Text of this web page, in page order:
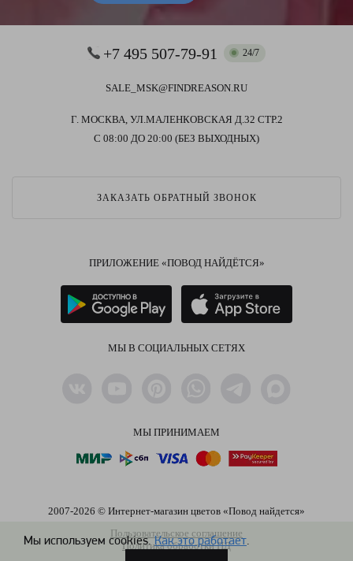
Мы используем cookies.Как это работает.
+7 495 507-79-91 24/7
SALE_MSK@FINDREASON.RU
Г. МОСКВА, УЛ.МАЛЕНКОВСКАЯ Д.32 СТР.2
С 08:00 ДО 20:00 (БЕЗ ВЫХОДНЫХ)
ЗАКАЗАТЬ ОБРАТНЫЙ ЗВОНОК
ПРИЛОЖЕНИЕ «ПОВОД НАЙДЁТСЯ»
МЫ В СОЦИАЛЬНЫХ СЕТЯХ
МЫ ПРИНИМАЕМ
2007-2026 © Интернет-магазин цветов «Повод найдется»
Пользовательское соглашение
Политика обработки ПД